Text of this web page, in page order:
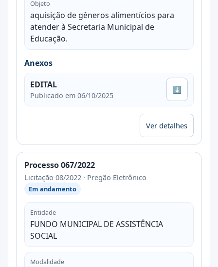
Objeto
aquisição de gêneros alimentícios para
atender à Secretaria Municipal de
Educação.
Anexos
EDITAL
Publicado em 06/10/2025
⬇
Ver detalhes
Processo 067/2022
Licitação 08/2022 · Pregão Eletrônico
Em andamento
Entidade
FUNDO MUNICIPAL DE ASSISTÊNCIA
SOCIAL
Modalidade